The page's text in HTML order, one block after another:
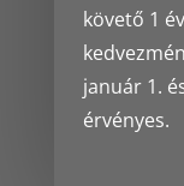
követő 1
január 1.
érvényes.